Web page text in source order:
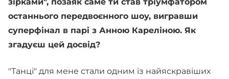
останнього передвоєнного шоу, вигравши
суперфінал в парі з Анною Кареліною. Як
згадуєш цей досвід?
"Танці" для мене стали одним із найяскравіших